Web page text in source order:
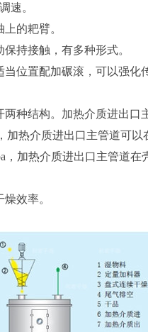
速。
的耙臂。
持接触，有多种形式。
位置配加碾滚，可以强化
种结构。加热介质进出口
热介质进出口主管道可以
加热介质进出口主管道在
效率。